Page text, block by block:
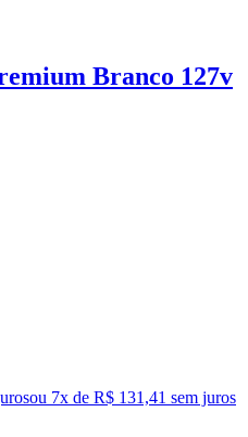
Branco 127v
ou 7x de R$ 131,41 sem juros